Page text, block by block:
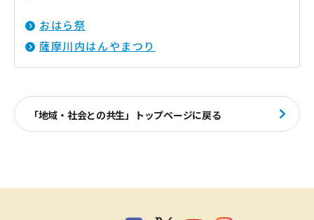
おはら祭
薩摩川内はんやまつり
「地域・社会との共生」トップページに戻る